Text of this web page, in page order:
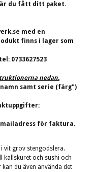
du fått ditt paket.
med en
finns i lager som
0733627523
nedan.
samt serie (färg")
för faktura.
vit grov stengodslera.
kallskuret och sushi och
du även använda det